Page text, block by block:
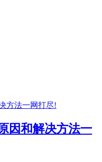
因和解决方法一